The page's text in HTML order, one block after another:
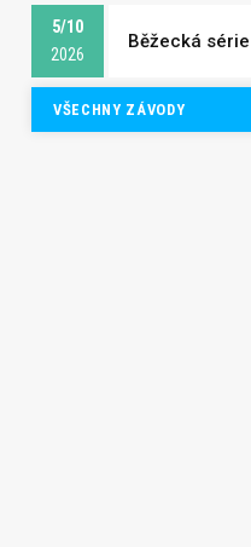
5/10
2026
Běžecká
VŠECHNY ZÁVODY